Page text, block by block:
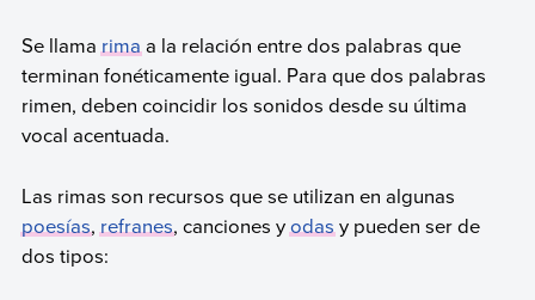
Se llamarimaa la relación entre dos palabras que
terminan fonéticamente igual. Para que dos palabras
rimen, deben coincidir los sonidos desde su última
vocal acentuada.
Las rimas son recursos que se utilizan en algunas
poesías,refranes, canciones yodasy pueden ser de
dos tipos: